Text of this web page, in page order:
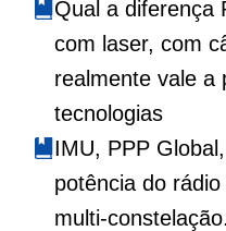
Qual a diferença
com laser, com
realmente vale a
tecnologias
IMU, PPP
potência do
multi-